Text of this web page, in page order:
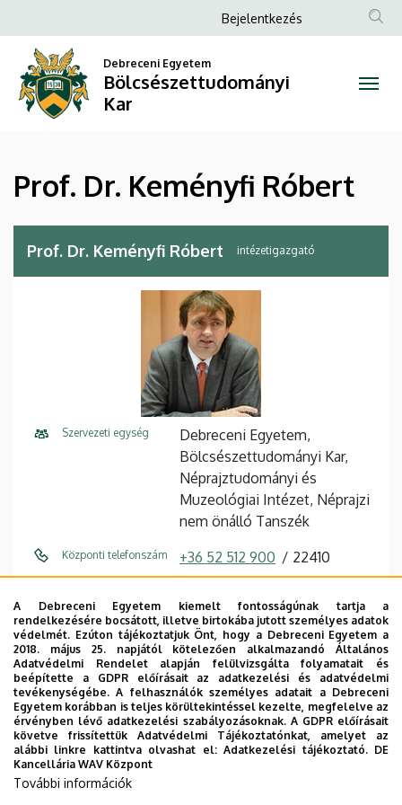
Dr.
Keményfi
Róbert
Bölcsészettudományi
Kar
a
tartalomra
Anonim
fiók
menüje
Bejelentkezés
Debreceni Egyetem
Bölcsészettudományi
Kar
Prof. Dr. Keményfi Róbert
Prof. Dr. Keményfi Róbert intézetigazgató
Szervezeti egység
Debreceni Egyetem,
Bölcsészettudományi Kar,
Néprajztudományi és
Muzeológiai Intézet, Néprajzi
nem önálló Tanszék
Központi telefonszám +36 52 512 900 22410
hu
Cím
4032 Debrecen, Egyetem tér
1.
Épület
Főépület (Egyetem téri
Campus)
Emelet, ajtó
A Debreceni Egyetem kiemelt fontosságúnak tartja a
rendelkezésére bocsátott, illetve birtokába jutott személyes adatok
védelmét. Ezúton tájékoztatjuk Önt, hogy a Debreceni Egyetem a
2018. május 25. napjától kötelezően alkalmazandó Általános
Adatvédelmi Rendelet alapján felülvizsgálta folyamatait és
beépítette a GDPR előírásait az adatkezelési és adatvédelmi
tevékenységébe. A felhasználók személyes adatait a Debreceni
Egyetem korábban is teljes körültekintéssel kezelte, megfelelve az
érvényben lévő adatkezelési szabályozásoknak. A GDPR előírásait
követve frissítettük Adatvédelmi Tájékoztatónkat, amelyet az
alábbi linkre kattintva olvashat el:Adatkezelési tájékoztató. DE
Kancellária WAV Központ
További információk